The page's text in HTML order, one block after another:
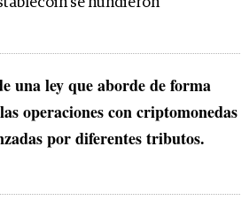
una ley que aborde de forma
operaciones con criptomonedas
por diferentes tributos.